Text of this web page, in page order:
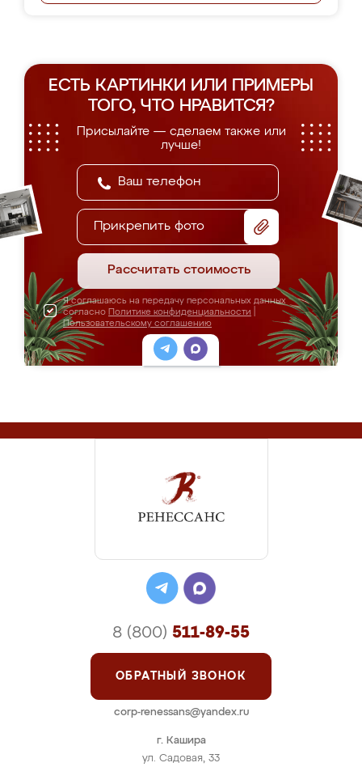
ЕСТЬ КАРТИНКИ ИЛИ ПРИМЕРЫ
ТОГО, ЧТО НРАВИТСЯ?
Присылайте — сделаем также или
лучше!
Прикрепить фото
Рассчитать стоимость
Я соглашаюсь на передачу персональных данных
согласно Политике конфиденциальности
Пользовательскому соглашению
г. Кашира
ул. Садовая, 33
8 (800) 511-89-55
ОБРАТНЫЙ ЗВОНОК
corp-renessans@yandex.ru